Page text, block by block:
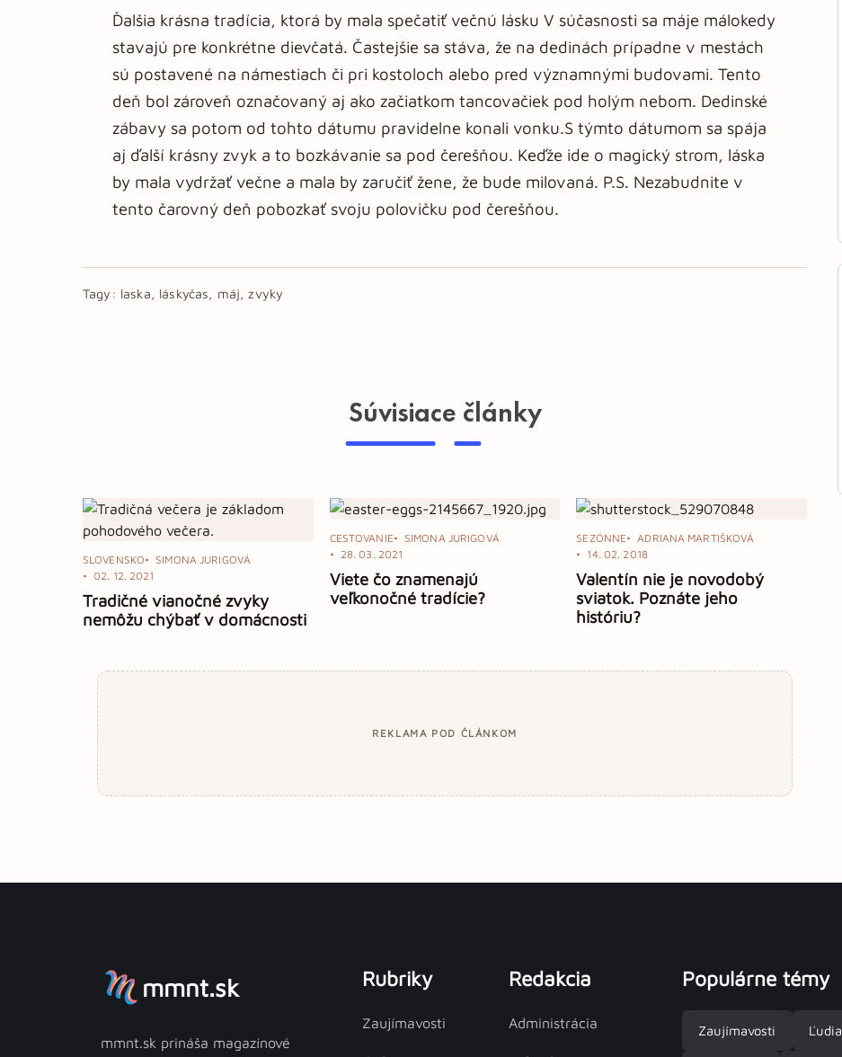
Ďalšia krásna tradícia, ktorá by mala spečatiť večnú lásku V súčasnosti sa máje málokedy
stavajú pre konkrétne dievčatá. Častejšie sa stáva, že na dedinách prípadne v mestách
sú postavené na námestiach či pri kostoloch alebo pred významnými budovami. Tento
deň bol zároveň označovaný aj ako začiatkom tancovačiek pod holým nebom. Dedinské
zábavy sa potom od tohto dátumu pravidelne konali vonku.S týmto dátumom sa spája
aj ďalší krásny zvyk a to bozkávanie sa pod čerešňou. Keďže ide o magický strom, láska
by mala vydržať večne a mala by zaručiť žene, že bude milovaná. P.S. Nezabudnite v
tento čarovný deň pobozkať svoju polovičku pod čerešňou.
Tagy: laska, láskyčas, máj, zvyky
Súvisiace články
SLOVENSKO
SIMONA JURIGOVÁ
02. 12. 2021
Tradičné vianočné zvyky
nemôžu chýbať v domácnosti
CESTOVANIE
SIMONA JURIGOVÁ
28. 03. 2021
Viete čo znamenajú
veľkonočné tradície?
SEZÓNNE
ADRIANA MARTIŠKOVÁ
14. 02. 2018
Valentín nie je novodobý
sviatok. Poznáte jeho
históriu?
REKLAMA POD ČLÁNKOM
mmnt.sk
mmnt.sk prináša magazínové
Rubriky
Zaujímavosti
Redakcia
Administrácia
Populárne témy
Zaujímavosti Ľudia